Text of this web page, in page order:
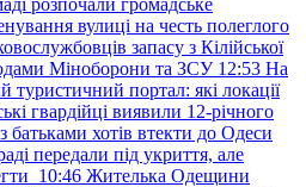
розпочали громадське
вулиці на честь полеглого
запасу з Кілійської
Міноборони та ЗСУ 12:53 На
портал: які локації
гвардійці виявили 12-річного
батьками хотів втекти до Одеси
передали під укриття, але
10:46 Жителька Одещини